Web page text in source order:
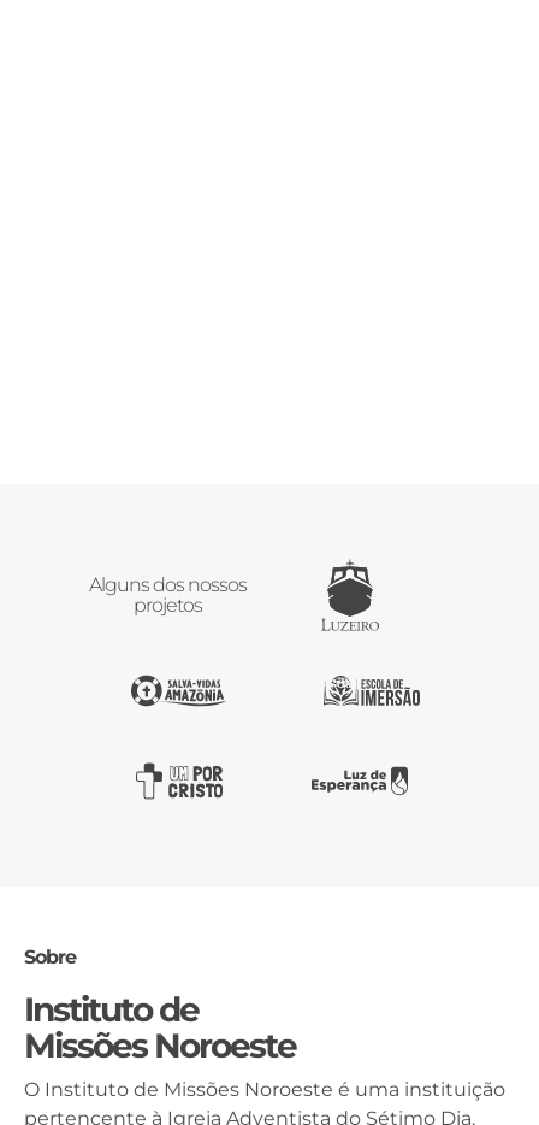
Alguns dos nossos
projetos
Sobre
Instituto de
Missões Noroeste
O Instituto de Missões Noroeste é uma instituição
pertencente à Igreja Adventista do Sétimo Dia,